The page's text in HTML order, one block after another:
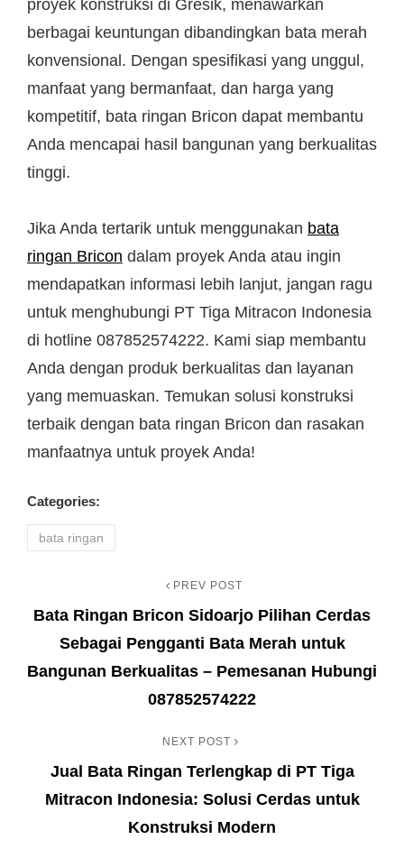
proyek konstruksi di Gresik, menawarkan
berbagai keuntungan dibandingkan bata merah
konvensional. Dengan spesifikasi yang unggul,
manfaat yang bermanfaat, dan harga yang
kompetitif, bata ringan Bricon dapat membantu
Anda mencapai hasil bangunan yang berkualitas
tinggi.
Jika Anda tertarik untuk menggunakan bata
ringan Bricon dalam proyek Anda atau ingin
mendapatkan informasi lebih lanjut, jangan ragu
untuk menghubungi PT Tiga Mitracon Indonesia
di hotline 087852574222. Kami siap membantu
Anda dengan produk berkualitas dan layanan
yang memuaskan. Temukan solusi konstruksi
terbaik dengan bata ringan Bricon dan rasakan
manfaatnya untuk proyek Anda!
Categories:
bata ringan
pos
Post
PREV POST
Bata Ringan Bricon Sidoarjo Pilihan Cerdas
Sebagai Pengganti Bata Merah untuk
Bangunan Berkualitas – Pemesanan Hubungi
087852574222
Post
NEXT POST
Jual Bata Ringan Terlengkap di PT Tiga
Mitracon Indonesia: Solusi Cerdas untuk
Konstruksi Modern